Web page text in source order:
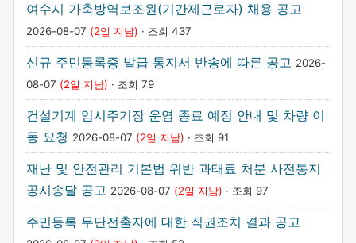
여수시 가축방역보조원(기간제근로자) 채용 공고
2026-08-07 (2일 지남) · 조회 437
신규 주민등록증 발급 통지서 반송에 따른 공고 2026-
08-07 (2일 지남) · 조회 79
건설기계 임시주기장 운영 종료 예정 안내 및 차량 이
동 요청 2026-08-07 (2일 지남) · 조회 91
재난 및 안전관리 기본법 위반 과태료 처분 사전통지
공시송달 공고 2026-08-07 (2일 지남) · 조회 97
주민등록 무단전출자에 대한 직권조치 결과 공고